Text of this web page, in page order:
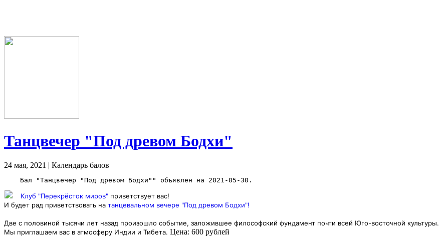
Танцвечер "Под древом Бодхи"
24 мая, 2021 | Календарь балов
Клуб "Перекрёсток миров"приветствует вас!
И будет рад приветствовать на танцевальном вечере "Под древом Бодхи"!
Две с половиной тысячи лет назад произошло событие, заложившее философский фундамент почти всей Юго-восточной культуры.
Мы приглашаем вас в атмосферу Индии и Тибета. Цена: 600 рублей